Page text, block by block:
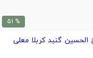
% 51
گنبد کربلا معلی